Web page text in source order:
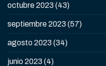
octubre 2023 (43)
septiembre 2023 (57)
agosto 2023 (34)
junio 2023 (4)